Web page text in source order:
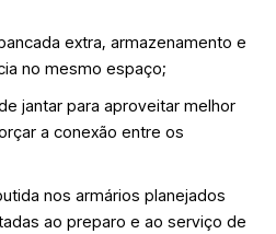
extra, armazenamento e
no mesmo espaço;
jantar para aproveitar melhor
a conexão entre os
nos armários planejados
ao preparo e ao serviço de